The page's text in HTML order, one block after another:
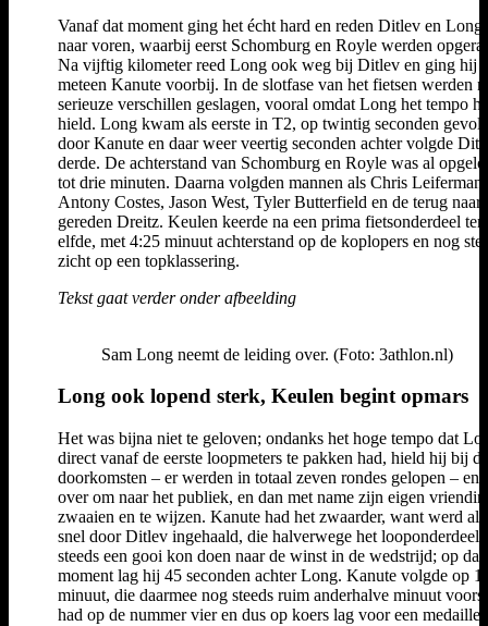
Vanaf dat moment ging het écht hard en reden Ditlev en Long
naar voren, waarbij eerst Schomburg en Royle werden
Na vijftig kilometer reed Long ook weg bij Ditlev en ging hij
meteen Kanute voorbij. In de slotfase van het fietsen werden
serieuze verschillen geslagen, vooral omdat Long het tempo
hield. Long kwam als eerste in T2, op twintig seconden
door Kanute en daar weer veertig seconden achter volgde
derde. De achterstand van Schomburg en Royle was al
tot drie minuten. Daarna volgden mannen als Chris Leiferman,
Antony Costes, Jason West, Tyler Butterfield en de terug naar
gereden Dreitz. Keulen keerde na een prima fietsonderdeel
elfde, met 4:25 minuut achterstand op de koplopers en nog
zicht op een topklassering.
Tekst gaat verder onder afbeelding
Sam Long neemt de leiding over. (Foto: 3athlon.nl)
Long ook lopend sterk, Keulen begint opmars
Het was bijna niet te geloven; ondanks het hoge tempo dat
direct vanaf de eerste loopmeters te pakken had, hield hij bij de
doorkomsten – er werden in totaal zeven rondes gelopen –
over om naar het publiek, en dan met name zijn eigen
zwaaien en te wijzen. Kanute had het zwaarder, want werd al
snel door Ditlev ingehaald, die halverwege het looponderdeel
steeds een gooi kon doen naar de winst in de wedstrijd; op dat
moment lag hij 45 seconden achter Long. Kanute volgde op
minuut, die daarmee nog steeds ruim anderhalve minuut
had op de nummer vier en dus op koers lag voor een medaille.